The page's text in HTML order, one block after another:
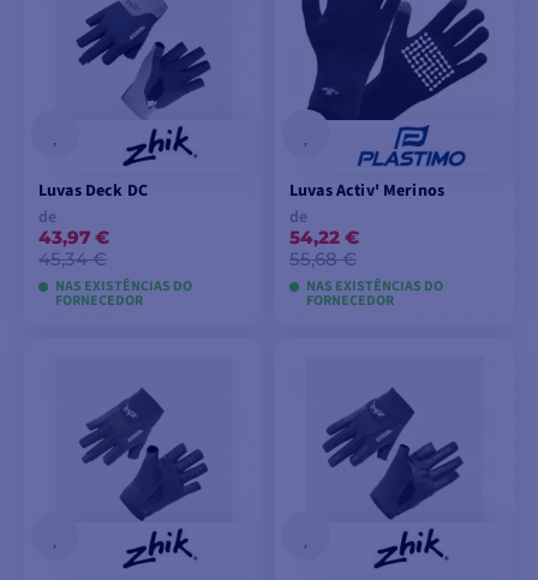
Luvas Deck DC
de
43,97 €
45,34 €
NAS EXISTÊNCIAS DO
FORNECEDOR
Luvas Activ' Merinos
de
54,22 €
55,68 €
NAS EXISTÊNCIAS DO
FORNECEDOR